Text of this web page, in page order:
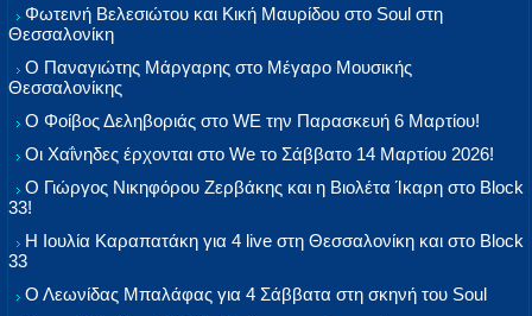
Φωτεινή Βελεσιώτου και Κική Μαυρίδου στο Soul στη
Θεσσαλονίκη
Ο Παναγιώτης Μάργαρης στο Μέγαρο Μουσικής
Θεσσαλονίκης
Ο Φοίβος Δεληβοριάς στο WE την Παρασκευή 6 Μαρτίου!
Οι Χαΐνηδες έρχονται στο We το Σάββατο 14 Μαρτίου 2026!
Ο Γιώργος Νικηφόρου Ζερβάκης και η Βιολέτα Ίκαρη στο Block
33!
Η Ιουλία Καραπατάκη για 4 live στη Θεσσαλονίκη και στο Block
33
Ο Λεωνίδας Μπαλάφας για 4 Σάββατα στη σκηνή του Soul